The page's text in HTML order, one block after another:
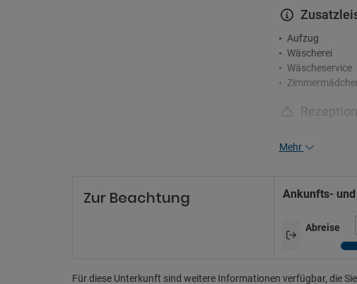
Aufzug
Wäscherei
Wäscheservice
Rezeption
Concierge-
Parkplatz
Mehr
Zur Beachtung Ankunfts-
Abreise
Für diese Unterkunft sind weitere Informationen verfügbar, die Sie